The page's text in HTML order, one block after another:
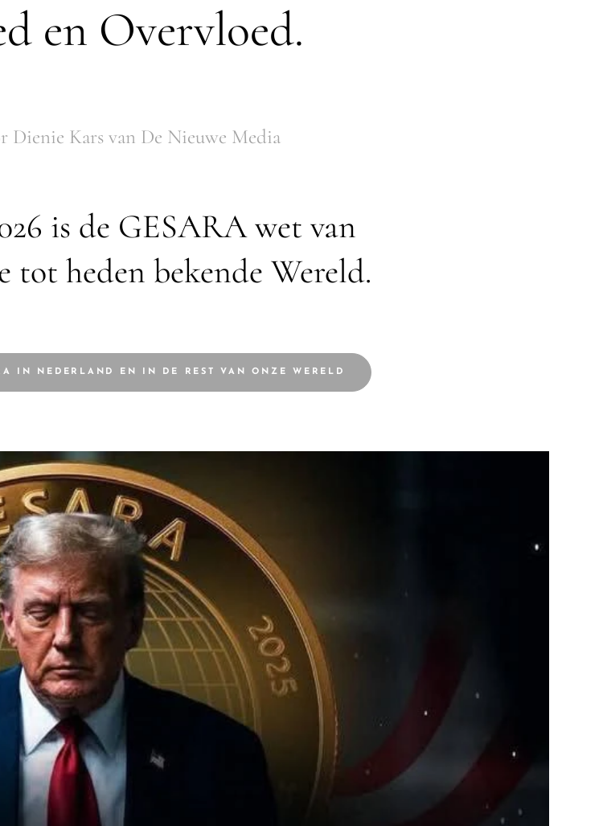
en Overvloed.
Kars van De Nieuwe Media
is de GESARA wet van
tot heden bekende Wereld.
IN NEDERLAND EN IN DE REST VAN ONZE WERELD